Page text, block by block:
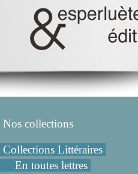
Nos collections
Collections Littéraires
En toutes lettres